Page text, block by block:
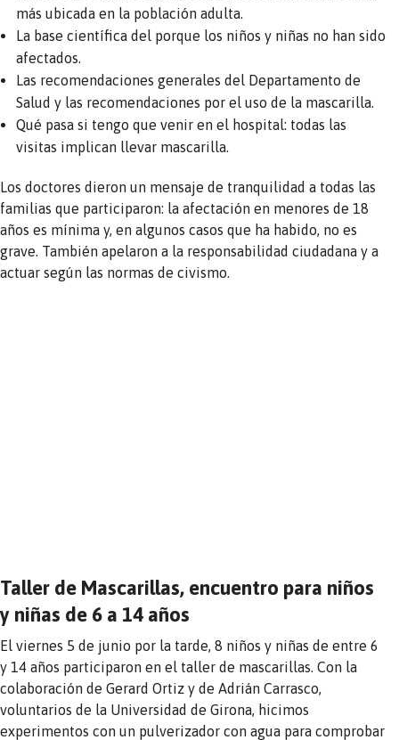
más ubicada en la población adulta.
La base científica del porque los niños y niñas no han sido
afectados.
Las recomendaciones generales del Departamento de
Salud y las recomendaciones por el uso de la mascarilla.
Qué pasa si tengo que venir en el hospital: todas las
visitas implican llevar mascarilla.
Los doctores dieron un mensaje de tranquilidad a todas las
familias que participaron: la afectación en menores de 18
años es mínima y, en algunos casos que ha habido, no es
grave. También apelaron a la responsabilidad ciudadana y a
actuar según las normas de civismo.
Taller de Mascarillas, encuentro para niños
y niñas de 6 a 14 años
El viernes 5 de junio por la tarde, 8 niños y niñas de entre 6
y 14 años participaron en el taller de mascarillas. Con la
colaboración de Gerard Ortiz y de Adrián Carrasco,
voluntarios de la Universidad de Girona, hicimos
experimentos con un pulverizador con agua para comprobar